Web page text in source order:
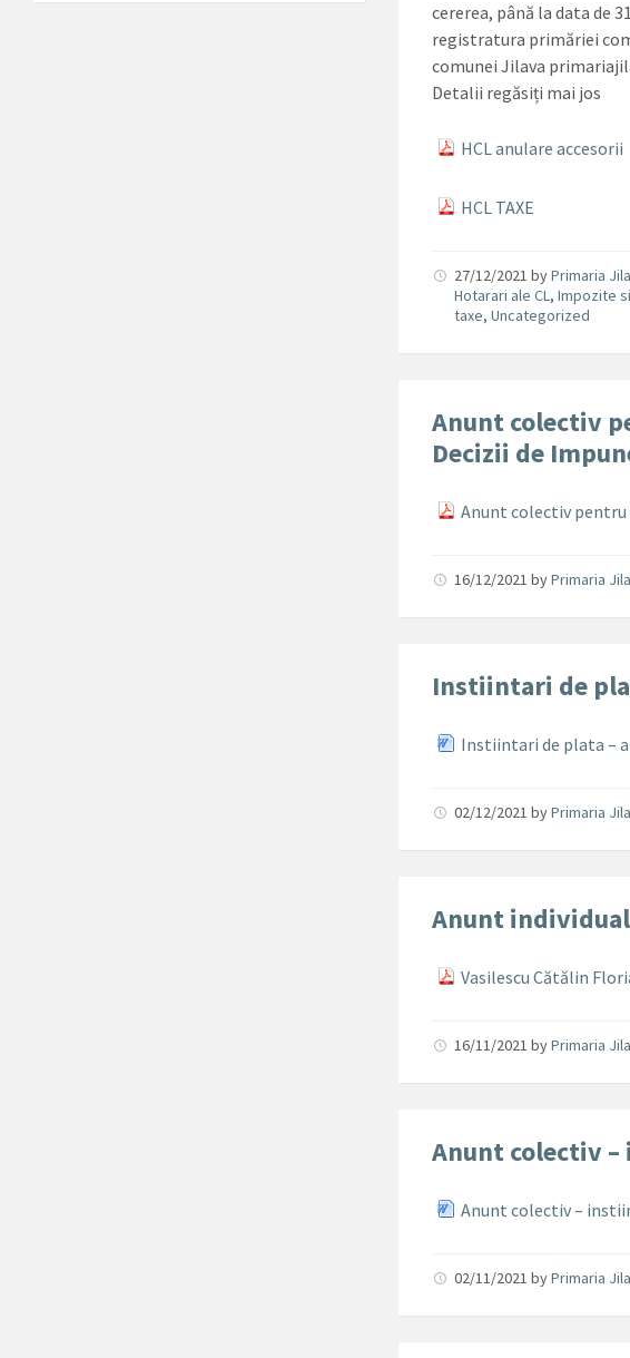
cererea, până la data de
registratura primăriei
comunei Jilava
Detalii regăsiți mai jos
HCL anulare accesorii
HCL TAXE
27/12/2021byPrimaria
Hotarari ale CL,Impozite
taxe,Uncategorized
Anunt colectiv
Decizii de
Anunt colectiv pentru
16/12/2021byPrimaria
Instiintari de
Instiintari de plata –
02/12/2021byPrimaria
Anunt
Vasilescu Cătălin
16/11/2021byPrimaria
Anunt colectiv
Anunt colectiv –
02/11/2021byPrimaria